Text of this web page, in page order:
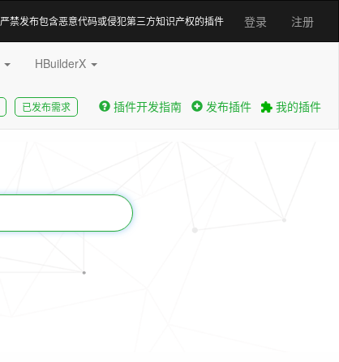
登录 注册
严禁发布包含恶意代码或侵犯第三方知识产权的插件
HBuilderX
已发布需求 插件开发指南 发布插件 我的插件